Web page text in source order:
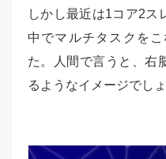
しかし最近は1コア2ス
中でマルチタスクを
た。人間で言うと、右
るようなイメージでしょ